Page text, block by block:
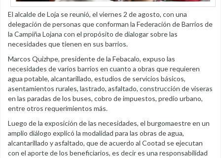
El alcalde de Loja se reunió, el viernes 2 de agosto, con una
delegación de personas que conforman la Federación de Barrios de
la Campiña Lojana con el propósito de dialogar sobre las
necesidades que tienen en sus barrios.
Marcos Quizhpe, presidente de la Febacalo, expuso las
necesidades de varios barrios en cuanto a obras que requieren
agua potable, alcantarillado, estudios de servicios básicos,
asentamientos rurales, lastrado, asfaltado, construcción de viseras
en las paradas de los buses, cobro de impuestos, predio urbano,
entre otros requerimientos más.
Luego de la exposición de las necesidades, el burgomaestre en un
amplio diálogo explicó la modalidad para las obras de agua,
alcantarillado y asfaltado, que de acuerdo al Cootad se ejecutan
con el aporte de los beneficiarios, es decir es una responsabilidad